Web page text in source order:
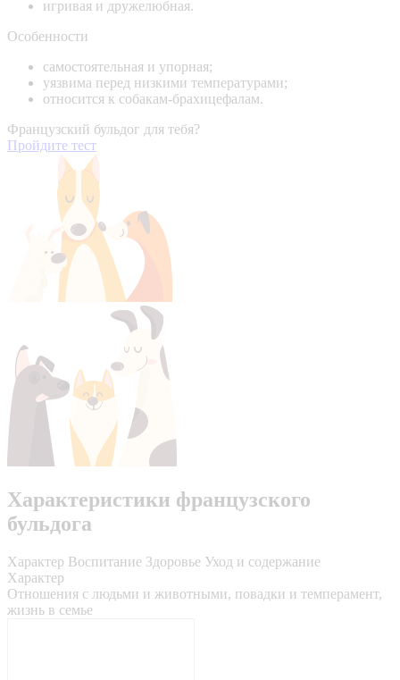
игривая и дружелюбная.
Особенности
самостоятельная и упорная;
уязвима перед низкими температурами;
относится к собакам-брахицефалам.
Французский бульдог для тебя?
Пройдите тест
Характеристики французского
бульдога
Характер Воспитание Здоровье Уход и содержание
Характер
Отношения с людьми и животными, повадки и темперамент,
жизнь в семье